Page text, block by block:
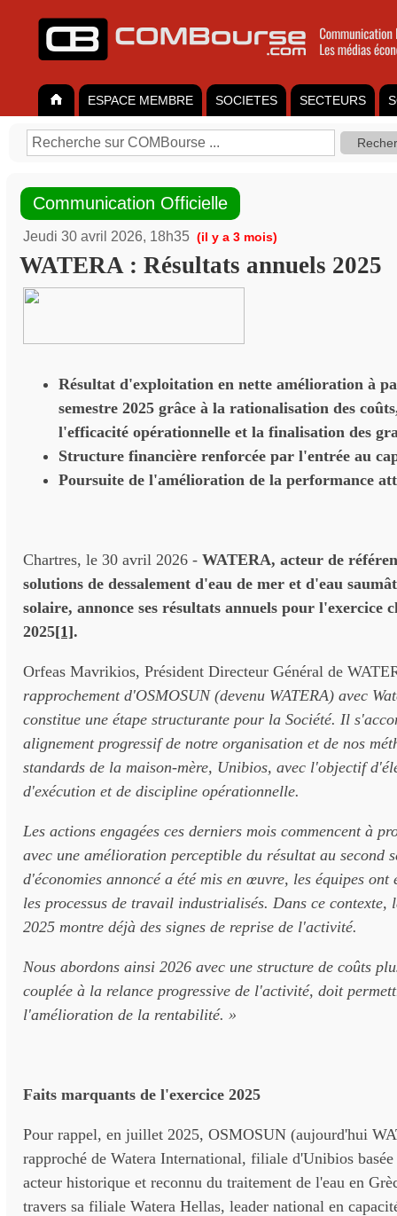
ESPACE MEMBRE SOCIETES SECTEURS
Communication Officielle
Jeudi 30 avril 2026, 18h35 (il y a 3 mois)
WATERA : Résultats annuels 2025
Résultat d'exploitation en nette amélioration à
semestre 2025 grâce à la rationalisation des
l'efficacité opérationnelle et la finalisation des
Structure financière renforcée par l'entrée au
Poursuite de l'amélioration de la performance
Chartres, le 30 avril 2026 - WATERA, acteur de
solutions de dessalement d'eau de mer et d'eau
solaire, annonce ses résultats annuels pour l'exercice
2025[1].
Orfeas Mavrikios, Président Directeur Général de
rapprochement d'OSMOSUN (devenu WATERA) avec
constitue une étape structurante pour la Société. Il
alignement progressif de notre organisation et de nos
standards de la maison-mère, Unibios, avec l'objectif
d'exécution et de discipline opérationnelle.
Les actions engagées ces derniers mois commencent à
avec une amélioration perceptible du résultat au second
d'économies annoncé a été mis en œuvre, les équipes ont
les processus de travail industrialisés. Dans ce contexte,
2025 montre déjà des signes de reprise de l'activité.
Nous abordons ainsi 2026 avec une structure de coûts
couplée à la relance progressive de l'activité, doit
l'amélioration de la rentabilité. »
Faits marquants de l'exercice 2025
Pour rappel, en juillet 2025, OSMOSUN (aujourd'hui
rapproché de Watera International, filiale d'Unibios
acteur historique et reconnu du traitement de l'eau en
travers sa filiale Watera Hellas, leader national en